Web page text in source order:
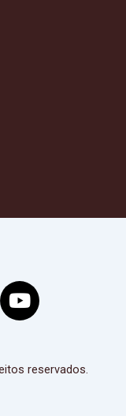
Y
o
ureservados.